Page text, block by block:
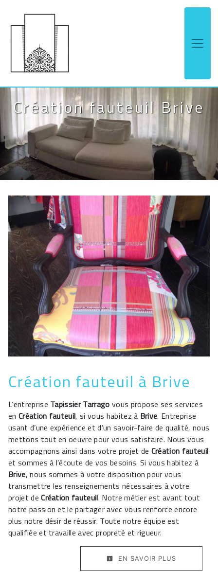
Création fauteuil Brive
Création fauteuil à Brive
L’entreprise Tapissier Tarrago vous propose ses services
en Création fauteuil, si vous habitez à Brive. Entreprise
usant d’une expérience et d’un savoir-faire de qualité, nous
mettons tout en oeuvre pour vous satisfaire. Nous vous
accompagnons ainsi dans votre projet de Création fauteuil
et sommes à l’écoute de vos besoins. Si vous habitez à
Brive, nous sommes à votre disposition pour vous
transmettre les renseignements nécessaires à votre
projet deCréation fauteuil. Notre métier est avant tout
notre passion et le partager avec vous renforce encore
plus notre désir de réussir. Toute notre équipe est
qualifiée et travaille avec propreté et rigueur.
EN SAVOIR PLUS